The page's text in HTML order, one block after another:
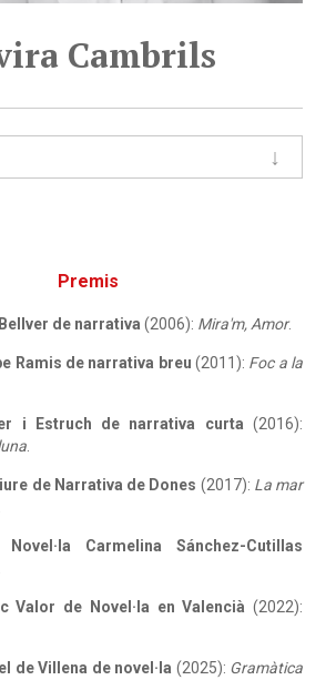
Cambrils
Premis
de narrativa (2006): Mira'm, Amor.
Ramis de narrativa breu (2011): Foc a la
i Estruch de narrativa curta (2016):
de Narrativa de Dones (2017): La mar
Carmelina Sánchez-Cutillas
Valor de Novel·la en Valencià (2022):
de Villena de novel·la (2025): Gramàtica